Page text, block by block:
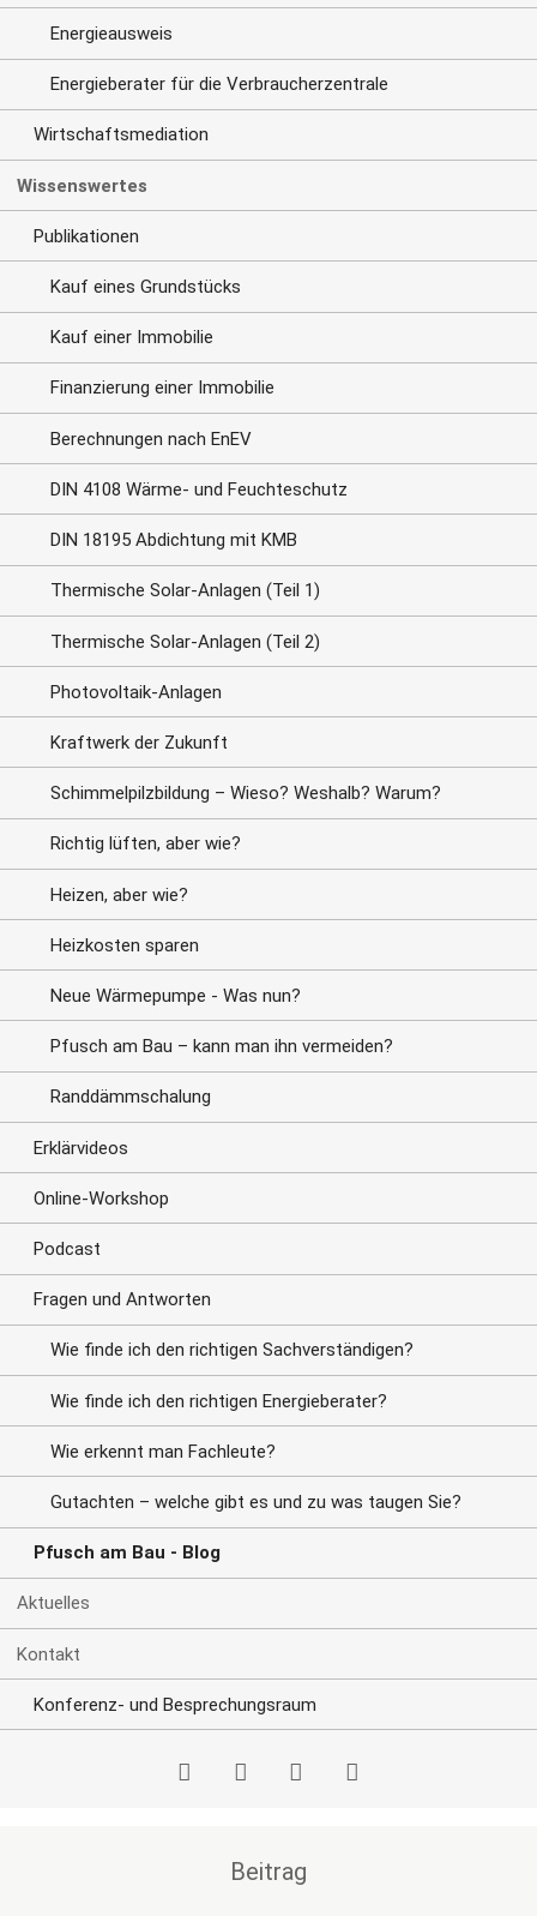
Energieausweis
Energieberater für die Verbraucherzentrale
Wirtschaftsmediation
Wissenswertes
Publikationen
Kauf eines Grundstücks
Kauf einer Immobilie
Finanzierung einer Immobilie
Berechnungen nach EnEV
DIN 4108 Wärme- und Feuchteschutz
DIN 18195 Abdichtung mit KMB
Thermische Solar-Anlagen (Teil 1)
Thermische Solar-Anlagen (Teil 2)
Photovoltaik-Anlagen
Kraftwerk der Zukunft
Schimmelpilzbildung – Wieso? Weshalb? Warum?
Richtig lüften, aber wie?
Heizen, aber wie?
Heizkosten sparen
Neue Wärmepumpe - Was nun?
Pfusch am Bau – kann man ihn vermeiden?
Randdämmschalung
Erklärvideos
Online-Workshop
Podcast
Fragen und Antworten
Wie finde ich den richtigen Sachverständigen?
Wie finde ich den richtigen Energieberater?
Wie erkennt man Fachleute?
Gutachten – welche gibt es und zu was taugen Sie?
Pfusch am Bau - Blog
Aktuelles
Kontakt
Konferenz- und Besprechungsraum
PodcastTelegram
Beitrag